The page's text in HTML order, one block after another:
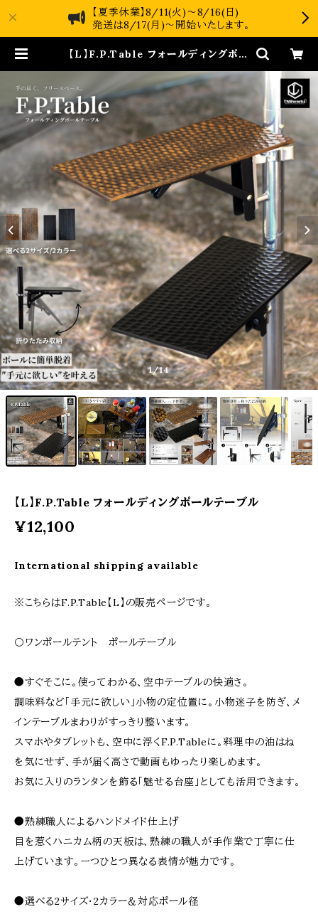
【夏季休業】8/11(火)～8/16(日)
発送は8/17(月)～開始いたします。
【L】F.P.Table フォールディングポー
hop
1/14
【L】F.P.Table フォールディングポールテーブル
¥12,100
International shipping available
※こちらはF.P.Table【L】の販売ページです。
〇ワンポールテント ポールテーブル
●すぐそこに。使ってわかる、空中テーブルの快適さ。
調味料など「手元に欲しい」小物の定位置に。小物迷子を防ぎ、メ
インテーブルまわりがすっきり整います。
スマホやタブレットも、空中に浮くF.P.Tableに。料理中の油はね
を気にせず、手が届く高さで動画もゆったり楽しめます。
お気に入りのランタンを飾る「魅せる台座」としても活用できます。
●熟練職人によるハンドメイド仕上げ
目を惹くハニカム柄の天板は、熟練の職人が手作業で丁寧に仕
上げています。一つひとつ異なる表情が魅力です。
●選べる2サイズ・2カラー＆対応ポール径